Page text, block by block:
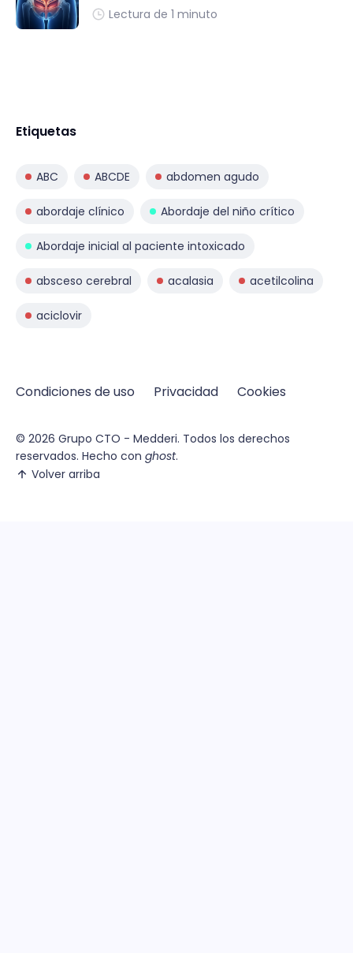
Lectura de 1 minuto
Etiquetas
ABC ABCDE abdomen agudo
abordaje clínico Abordaje del niño crítico
Abordaje inicial al paciente intoxicado
absceso cerebral acalasia acetilcolina
aciclovir
Condiciones de uso Privacidad Cookies
© 2026 Grupo CTO - Medderi. Todos los derechos
reservados. Hecho con ghost.
Volver arriba